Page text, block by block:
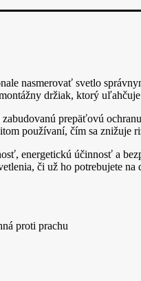
nasmerovať svetlo
držiak, ktorý
prepäťovú
používaní, čím sa znižuje
energetickú účinnosť a
či už ho potrebujete
proti prachu